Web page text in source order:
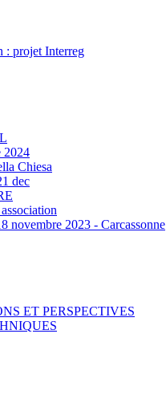
: projet Interreg
2024
Chiesa
dec
2023 - Carcassonne
ET PERSPECTIVES